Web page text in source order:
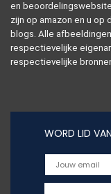
en
zijn op amazon en u
blogs. Alle
respectievelijke
respectievelijke
WORD LID